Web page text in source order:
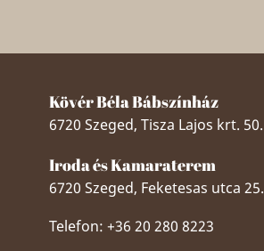
Kövér Béla Bábszínház
6720 Szeged, Tisza Lajos krt. 50.
Iroda és Kamaraterem
6720 Szeged, Feketesas utca 25.
Telefon: +36 20 280 8223